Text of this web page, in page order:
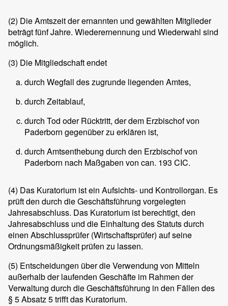
(2) Die Amtszeit der ernannten und gewählten Mitglieder
beträgt fünf Jahre. Wiederernennung und Wiederwahl sind
möglich.
(3) Die Mitgliedschaft endet
durch Wegfall des zugrunde liegenden Amtes,
durch Zeitablauf,
durch Tod oder Rücktritt, der dem Erzbischof von
Paderborn gegenüber zu erklären ist,
durch Amtsenthebung durch den Erzbischof von
Paderborn nach Maßgaben von can. 193 CIC.
(4) Das Kuratorium ist ein Aufsichts- und Kontrollorgan. Es
prüft den durch die Geschäftsführung vorgelegten
Jahresabschluss. Das Kuratorium ist berechtigt, den
Jahresabschluss und die Einhaltung des Statuts durch
einen Abschlussprüfer (Wirtschaftsprüfer) auf seine
Ordnungsmäßigkeit prüfen zu lassen.
(5) Entscheidungen über die Verwendung von Mitteln
außerhalb der laufenden Geschäfte im Rahmen der
Verwaltung durch die Geschäftsführung in den Fällen des
§ 5 Absatz 5 trifft das Kuratorium.